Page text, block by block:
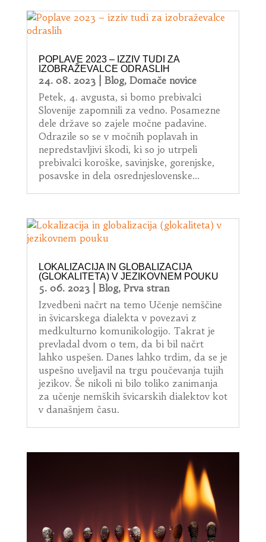
POPLAVE 2023 – IZZIV TUDI ZA
IZOBRAŽEVALCE ODRASLIH
24. 08. 2023| Blog, Domače novice
Petek, 4. avgusta, si bomo prebivalci
Slovenije zapomnili za vedno. Posamezne
dele države so zajele močne padavine.
Odrazile so se v močnih poplavah in
nepredstavljivi škodi, ki so jo utrpeli
prebivalci koroške, savinjske, gorenjske,
posavske in dela osrednjeslovenske...
LOKALIZACIJA IN GLOBALIZACIJA
(GLOKALITETA) V JEZIKOVNEM POUKU
5. 06. 2023| Blog, Prva stran
Izvedbeni načrt na temo Učenje nemščine
in švicarskega dialekta v povezavi z
medkulturno komunikologijo. Takrat je
prevladal dvom o tem, da bi bil načrt
lahko uspešen. Danes lahko trdim, da se je
uspešno uveljavil na trgu poučevanja tujih
jezikov. Še nikoli ni bilo toliko zanimanja
za učenje nemških švicarskih dialektov kot
v današnjem času.